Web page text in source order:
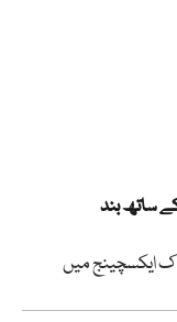
ایکسچینج میں